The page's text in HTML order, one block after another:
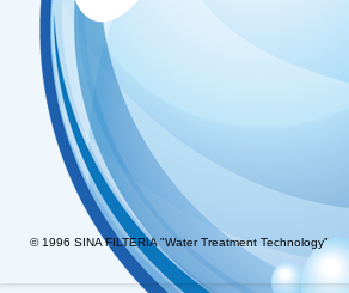
© 1996 SINA FILTERIA "Water Treatment Technology"